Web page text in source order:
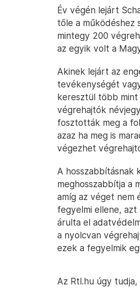
Év végén lejárt
tőle a működéshez
mintegy 200
az egyik volt a
Akinek lejárt az
tevékenységét
keresztül több mint
végrehajtók
fosztották meg a
azaz ha meg is
végezhet
A hosszabbításnak
meghosszabbítja a
amíg az véget nem
fegyelmi ellene,
árulta el
a nyolcvan
ezek a fegyelmik
Az Rtl.hu úgy